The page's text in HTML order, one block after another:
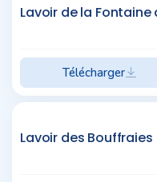
Lavoir de la Fontaine
Télécharger
Lavoir des Bouffraies